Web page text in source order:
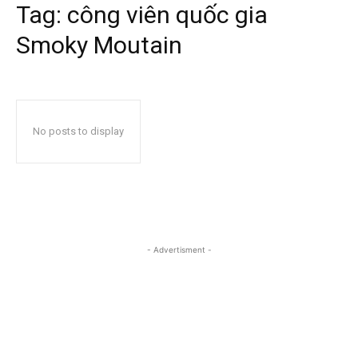
Tag: công viên quốc gia
Smoky Moutain
No posts to display
- Advertisment -